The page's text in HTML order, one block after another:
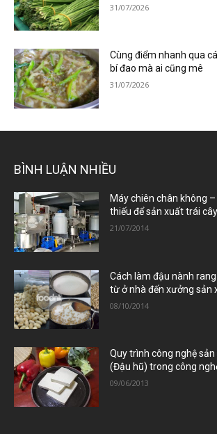
31/07/2026
Cùng điểm nhanh qua
bí đao mà ai cũng mê
31/07/2026
BÌNH LUẬN NHIỀU
Máy chiên chân không
thiếu để sản xuất trái
21/07/2014
Cách làm đậu nành
từ ở nhà đến xưởng sản
08/10/2014
Quy trình công nghệ
(Đậu hũ) trong công
09/06/2013